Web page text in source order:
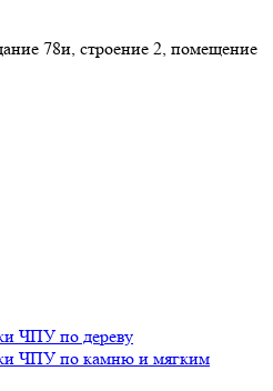
78и, строение 2, помещение
ЧПУ по дереву
ЧПУ по камню и мягким